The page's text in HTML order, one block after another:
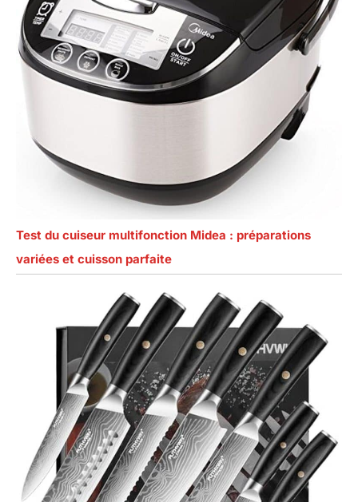
Test du cuiseur multifonction Midea : préparations
variées et cuisson parfaite